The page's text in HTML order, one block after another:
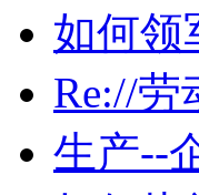
如何领
Re://
生产--